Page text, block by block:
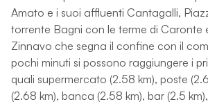
Amato e i suoi affluenti Cantagalli,
torrente Bagni con le terme di Caronte
Zinnavo che segna il confine con il
pochi minuti si possono raggiungere i
quali supermercato (2.58 km), poste
(2.68 km), banca (2.58 km), bar (2.5